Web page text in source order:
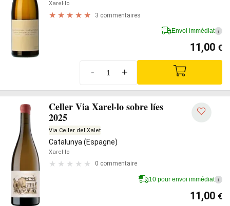
Xarel·lo
3 commentaires
Envoi immédiat i
11,00 €
- +
Celler Via Xarel·lo sobre líes
2025
Via Celler del Xalet
Catalunya (Espagne)
Xarel·lo
0 commentaire
10 pour envoi immédiat i
11,00 €